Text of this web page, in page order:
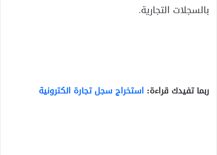
بالسجلات التجارية.
ربما تفيدك قراءة: استخراج سجل تجارة الكترونية